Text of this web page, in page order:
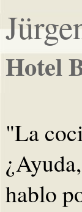
Hotel
"La
hablo